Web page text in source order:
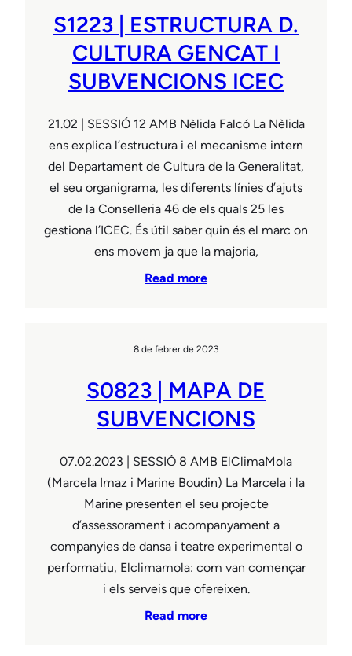
S1223 | ESTRUCTURA D.
CULTURA GENCAT I
SUBVENCIONS ICEC
21.02 | SESSIÓ 12 AMB Nèlida Falcó La Nèlida
ens explica l’estructura i el mecanisme intern
del Departament de Cultura de la Generalitat,
el seu organigrama, les diferents línies d’ajuts
de la Conselleria 46 de els quals 25 les
gestiona l’ICEC. És útil saber quin és el marc on
ens movem ja que la majoria,
Read more
8 de febrer de 2023
S0823 | MAPA DE
SUBVENCIONS
07.02.2023 | SESSIÓ 8 AMB ElClimaMola
(Marcela Imaz i Marine Boudin) La Marcela i la
Marine presenten el seu projecte
d’assessorament i acompanyament a
companyies de dansa i teatre experimental o
performatiu, Elclimamola: com van començar
i els serveis que ofereixen.
Read more